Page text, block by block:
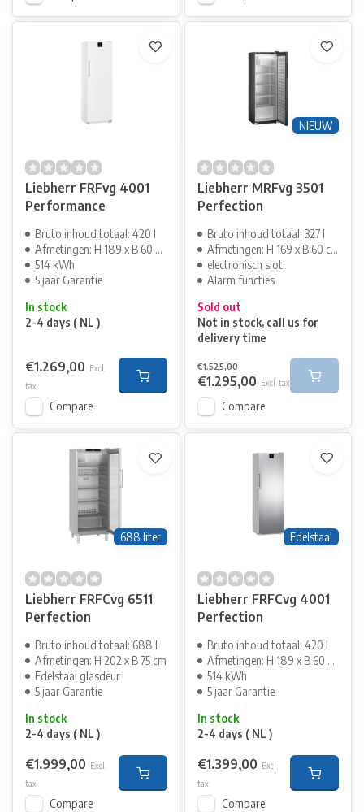
Liebherr FRFvg 4001
Performance
Bruto inhoud totaal: 420 l
Afmetingen: H 189 x B 60 cm
514 kWh
5 jaar Garantie
In stock
2-4 days ( NL )
€1.269,00 Excl.
tax
Compare
NIEUW
Liebherr MRFvg 3501
Perfection
Bruto inhoud totaal: 327 l
Afmetingen: H 169 x B 60 cm
electronisch slot
Alarm functies
Sold out
Not in stock, call us for
delivery time
€1.525,00
€1.295,00 Excl. tax
Compare
688 liter
Liebherr FRFCvg 6511
Perfection
Bruto inhoud totaal: 688 l
Afmetingen: H 202 x B 75 cm
Edelstaal glasdeur
5 jaar Garantie
In stock
2-4 days ( NL )
€1.999,00 Excl.
tax
Compare
Edelstaal
Liebherr FRFCvg 4001
Perfection
Bruto inhoud totaal: 420 l
Afmetingen: H 189 x B 60 cm
514 kWh
5 jaar Garantie
In stock
2-4 days ( NL )
€1.399,00 Excl.
tax
Compare